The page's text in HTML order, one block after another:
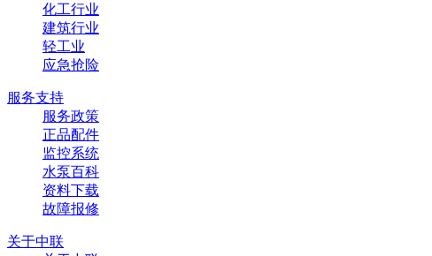
化工行业
建筑行业
轻工业
应急抢险
服务支持
服务政策
正品配件
监控系统
水泵百科
资料下载
故障报修
关于中联